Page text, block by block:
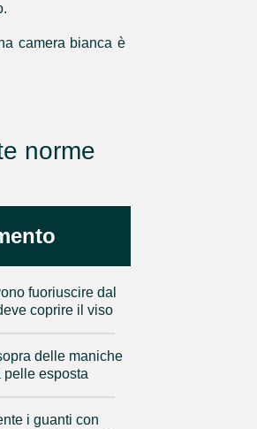
camera bianca è
norme
fuoriuscire dal
coprire il viso
delle maniche
pelle esposta
i guanti con